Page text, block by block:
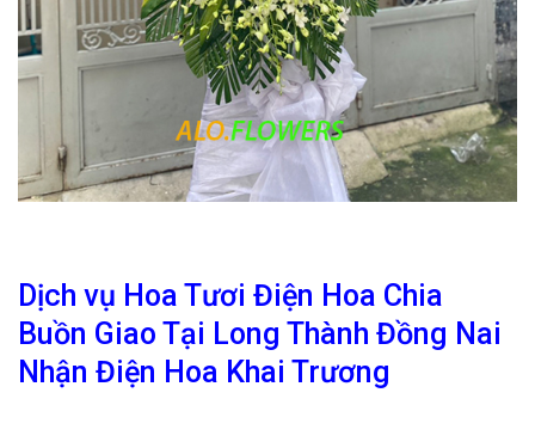
Dịch vụ Hoa Tươi Điện Hoa Chia
Buồn Giao Tại Long Thành Đồng Nai
Nhận Điện Hoa Khai Trương